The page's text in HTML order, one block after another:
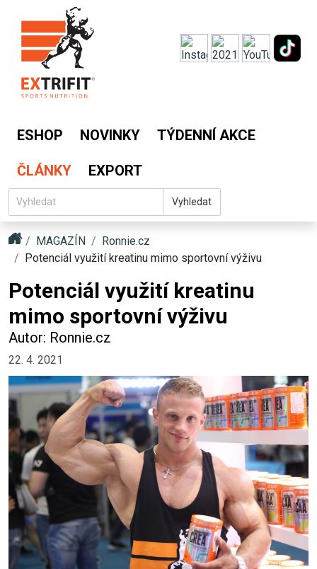
ESHOP NOVINKY TÝDENNÍ AKCE
ČLÁNKY EXPORT
Vyhledat
MAGAZÍN
Ronnie.cz
Potenciál využití kreatinu mimo sportovní výživu
Potenciál využití kreatinu
mimo sportovní výživu
Autor: Ronnie.cz
22. 4. 2021